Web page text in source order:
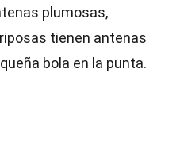
plumosas,
tienen antenas
bola en la punta.